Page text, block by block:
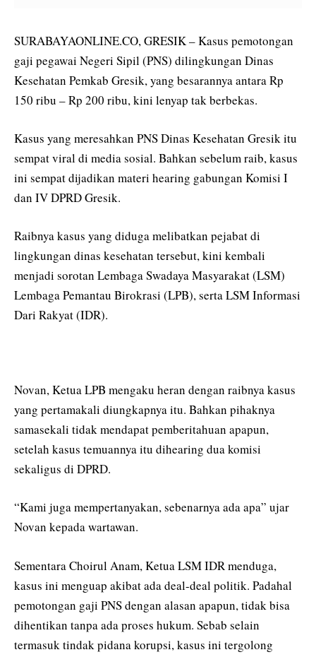
SURABAYAONLINE.CO, GRESIK – Kasus pemotongan
gaji pegawai Negeri Sipil (PNS) dilingkungan Dinas
Kesehatan Pemkab Gresik, yang besarannya antara Rp
150 ribu – Rp 200 ribu, kini lenyap tak berbekas.
Kasus yang meresahkan PNS Dinas Kesehatan Gresik itu
sempat viral di media sosial. Bahkan sebelum raib, kasus
ini sempat dijadikan materi hearing gabungan Komisi I
dan IV DPRD Gresik.
Raibnya kasus yang diduga melibatkan pejabat di
lingkungan dinas kesehatan tersebut, kini kembali
menjadi sorotan Lembaga Swadaya Masyarakat (LSM)
Lembaga Pemantau Birokrasi (LPB), serta LSM Informasi
Dari Rakyat (IDR).
Novan, Ketua LPB mengaku heran dengan raibnya kasus
yang pertamakali diungkapnya itu. Bahkan pihaknya
samasekali tidak mendapat pemberitahuan apapun,
setelah kasus temuannya itu dihearing dua komisi
sekaligus di DPRD.
“Kami juga mempertanyakan, sebenarnya ada apa” ujar
Novan kepada wartawan.
Sementara Choirul Anam, Ketua LSM IDR menduga,
kasus ini menguap akibat ada deal-deal politik. Padahal
pemotongan gaji PNS dengan alasan apapun, tidak bisa
dihentikan tanpa ada proses hukum. Sebab selain
termasuk tindak pidana korupsi, kasus ini tergolong